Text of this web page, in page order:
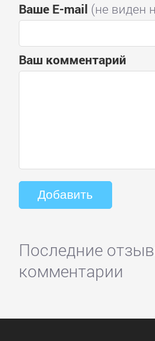
Ваше E-mail (не виден
Ваш комментарий
Последние
комментарии